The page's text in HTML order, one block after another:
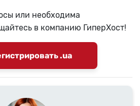
или необходима
в компанию ГиперХост!
.ua